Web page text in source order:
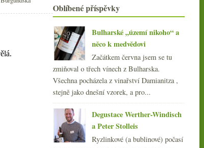
Champagne Krug část III. – ročníky
& Clos…
Kohoutek s tasmánským pinotem
Strýček Béla a jeho bezva bílá
►září (21)
►srpna(22)
►července(22)
►června(17)
►května(21)
►dubna(21)
► března (21)
►února(20)
Oblíbené příspěvky
Bulharské „území nikoho“ a
něco k medvědovi
Začátkem června jsem se tu
zmiňoval o třech vínech z Bulharska.
Všechna pocházela z vinařství Damianitza ,
stejně jako dnešní vzorek, a pro...
Degustace Werther-Windisch
a Peter Stolleis
Ryzlinkové (a bublinové) počasí